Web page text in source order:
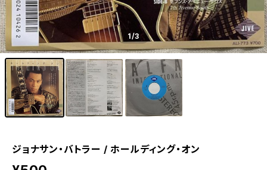
1/3
ジョナサン・バトラー / ホールディング・オン